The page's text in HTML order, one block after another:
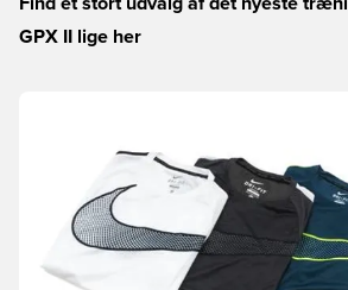
GPX II lige her